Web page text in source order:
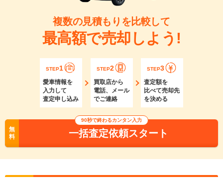
複数の見積もりを比較して
最高額で売却しよう!
STEP1
愛車情報を
入力して
査定申し込み
STEP2
買取店から
電話、メール
でご連絡
STEP3
査定額を
比べて売却先
を決める
無
料
90秒で終わるカンタン入力
一括査定依頼スタート